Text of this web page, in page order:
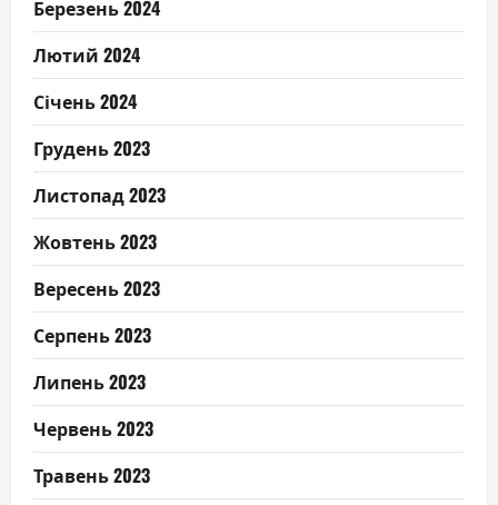
Березень 2024
Лютий 2024
Січень 2024
Грудень 2023
Листопад 2023
Жовтень 2023
Вересень 2023
Серпень 2023
Липень 2023
Червень 2023
Травень 2023